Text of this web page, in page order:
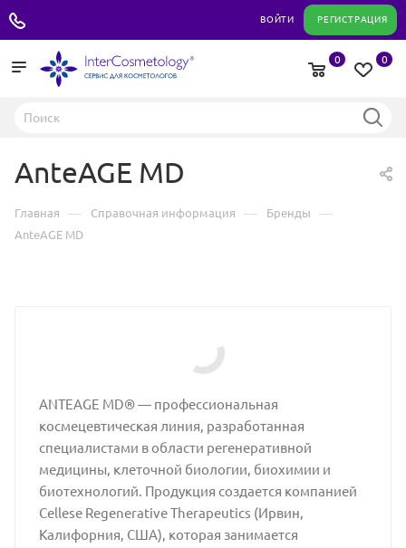
ВОЙТИ РЕГИСТРАЦИЯ
0
0
AnteAGE MD
Главная — Справочная информация — Бренды —
AnteAGE MD
ANTEAGE MD® — профессиональная
космецевтическая линия, разработанная
специалистами в области регенеративной
медицины, клеточной биологии, биохимии и
биотехнологий. Продукция создается компанией
Cellese Regenerative Therapeutics (Ирвин,
Калифорния, США), которая занимается